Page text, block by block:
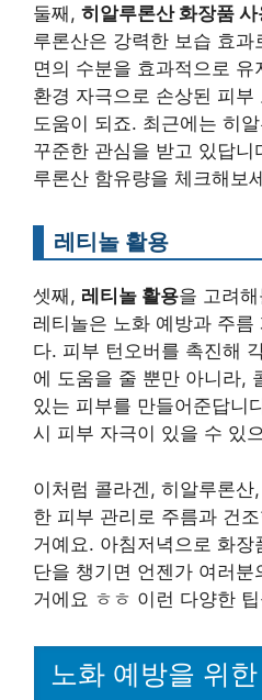
둘째, 히알루론산 화장품 사
루론산은 강력한 보습 효
면의 수분을 효과적으로
환경 자극으로 손상된 피
도움이 되죠. 최근에는 히
꾸준한 관심을 받고 있답
루론산 함유량을 체크해보
레티놀 활용
셋째, 레티놀 활용을 고려
레티놀은 노화 예방과 주름
다. 피부 턴오버를 촉진해
에 도움을 줄 뿐만 아니라,
있는 피부를 만들어준답니
시 피부 자극이 있을 수 있
이처럼 콜라겐, 히알루론
한 피부 관리로 주름과 건
거예요. 아침저녁으로 화장
단을 챙기면 언젠가 여러분
거에요 ㅎㅎ 이런 다양한
노화 예방을 위